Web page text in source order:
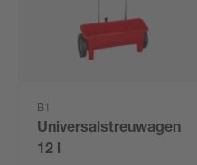
B1
Universalstreuwagen
12 l